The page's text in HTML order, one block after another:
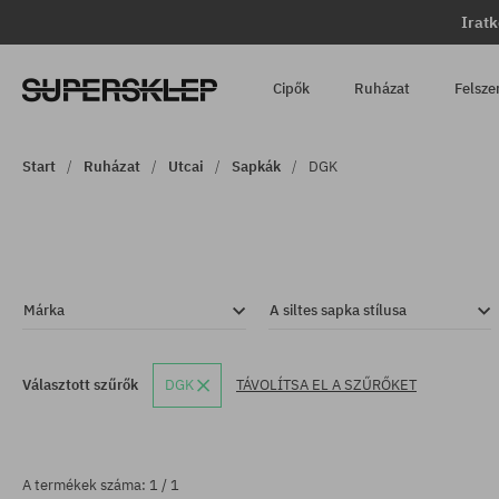
Cipők Ruházat
Start Ruházat Utcai Sapkák DGK
Márka A siltes sapka stílusa
Választott szűrők DGK TÁVOLÍTSA EL A SZŰRŐKET
A termékek száma: 1 / 1